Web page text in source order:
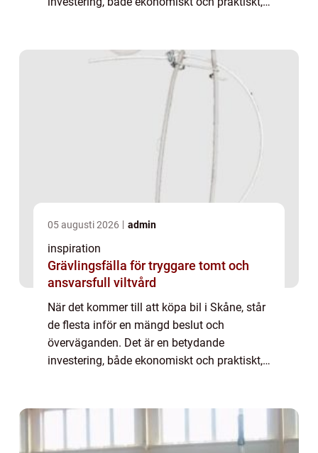
05 augusti 2026 admin
inspiration
Grävlingsfälla för tryggare tomt och
ansvarsfull viltvård
När det kommer till att köpa bil i Skåne, står
de flesta inför en mängd beslut och
överväganden. Det är en betydande
investering, både ekonomiskt och praktiskt,